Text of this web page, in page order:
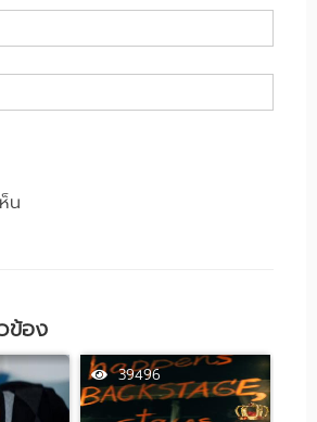
น
ข้อง
39496